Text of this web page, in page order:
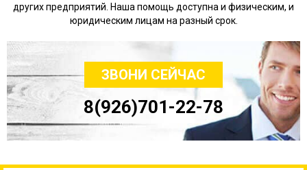
других предприятий. Наша помощь доступна и физическим, и
юридическим лицам на разный срок.
ЗВОНИ СЕЙЧАС
8(926)701-22-78